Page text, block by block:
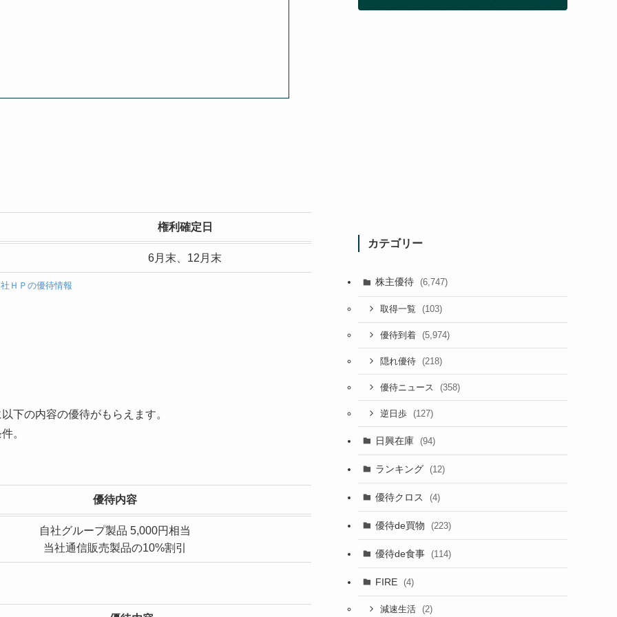
権利確定日
6月末、12月末
ＨＰの優待情報
下の内容の優待がもらえます。
。
優待内容
自社グループ製品 5,000円相当
当社通信販売製品の10%割引
カテゴリー
株主優待 (6,747)
取得一覧 (103)
優待到着 (5,974)
隠れ優待 (218)
優待ニュース (358)
逆日歩 (127)
日興在庫 (94)
ランキング (12)
優待クロス (4)
優待de買物 (223)
優待de食事 (114)
FIRE (4)
減速生活 (2)